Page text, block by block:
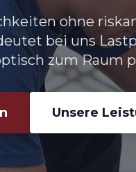
ohne
bei uns
zum Raum
Unsere